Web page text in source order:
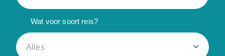
Wat voor soort reis?
Alles